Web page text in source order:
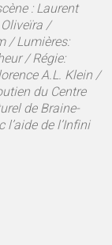
: Laurent
/
/ Lumières:
/ Régie:
A.L. Klein /
du Centre
de Braine-
l’aide de l’Infini